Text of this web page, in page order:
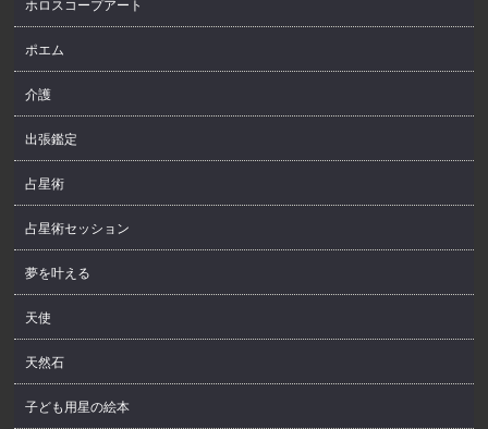
ホロスコープアート
ポエム
介護
出張鑑定
占星術
占星術セッション
夢を叶える
天使
天然石
子ども用星の絵本